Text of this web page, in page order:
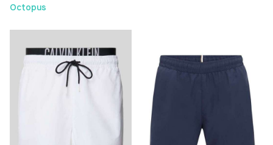
Octopus